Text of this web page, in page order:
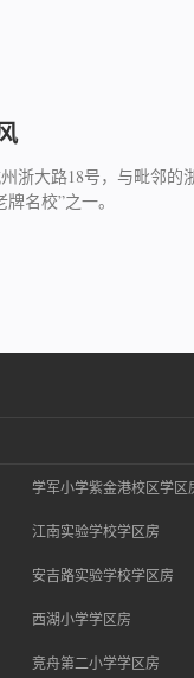
浙大路18号，与毗邻的
名校”之一。
学军小学紫金港校区学区
江南实验学校学区房
安吉路实验学校学区房
西湖小学学区房
竞舟第二小学学区房